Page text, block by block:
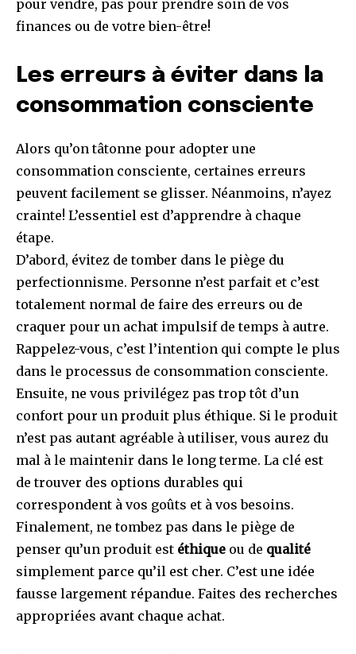
pour vendre, pas pour prendre soin de vos
finances ou de votre bien-être!
Les erreurs à éviter dans la
consommation consciente
Alors qu’on tâtonne pour adopter une
consommation consciente, certaines erreurs
peuvent facilement se glisser. Néanmoins, n’ayez
crainte! L’essentiel est d’apprendre à chaque
étape.
D’abord, évitez de tomber dans le piège du
perfectionnisme. Personne n’est parfait et c’est
totalement normal de faire des erreurs ou de
craquer pour un achat impulsif de temps à autre.
Rappelez-vous, c’est l’intention qui compte le plus
dans le processus de consommation consciente.
Ensuite, ne vous privilégez pas trop tôt d’un
confort pour un produit plus éthique. Si le produit
n’est pas autant agréable à utiliser, vous aurez du
mal à le maintenir dans le long terme. La clé est
de trouver des options durables qui
correspondent à vos goûts et à vos besoins.
Finalement, ne tombez pas dans le piège de
penser qu’un produit est éthique ou de qualité
simplement parce qu’il est cher. C’est une idée
fausse largement répandue. Faites des recherches
appropriées avant chaque achat.